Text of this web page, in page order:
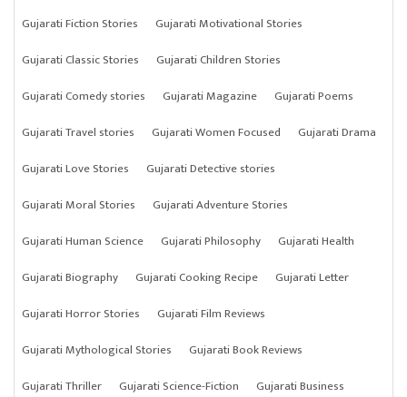
Gujarati Fiction Stories
Gujarati Motivational Stories
Gujarati Classic Stories
Gujarati Children Stories
Gujarati Comedy stories
Gujarati Magazine
Gujarati Poems
Gujarati Travel stories
Gujarati Women Focused
Gujarati Drama
Gujarati Love Stories
Gujarati Detective stories
Gujarati Moral Stories
Gujarati Adventure Stories
Gujarati Human Science
Gujarati Philosophy
Gujarati Health
Gujarati Biography
Gujarati Cooking Recipe
Gujarati Letter
Gujarati Horror Stories
Gujarati Film Reviews
Gujarati Mythological Stories
Gujarati Book Reviews
Gujarati Thriller
Gujarati Science-Fiction
Gujarati Business